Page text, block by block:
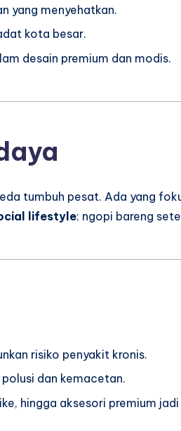
yang menyehatkan.
kota besar.
desain premium dan modis.
tumbuh pesat. Ada yang
lifestyle: ngopi bareng
risiko penyakit kronis.
polusi dan kemacetan.
hingga aksesori premium